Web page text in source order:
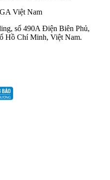
Việt Nam
số 490A Điện Biên Phủ,
Hồ Chí Minh, Việt Nam.